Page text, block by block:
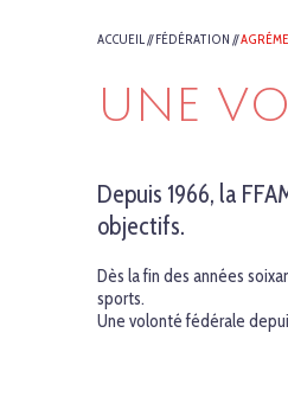
ACCUEIL//FÉDÉRATION //
UNE
Depuis 1966, la
objectifs.
Dès la fin des années
sports.
Une volonté fédérale